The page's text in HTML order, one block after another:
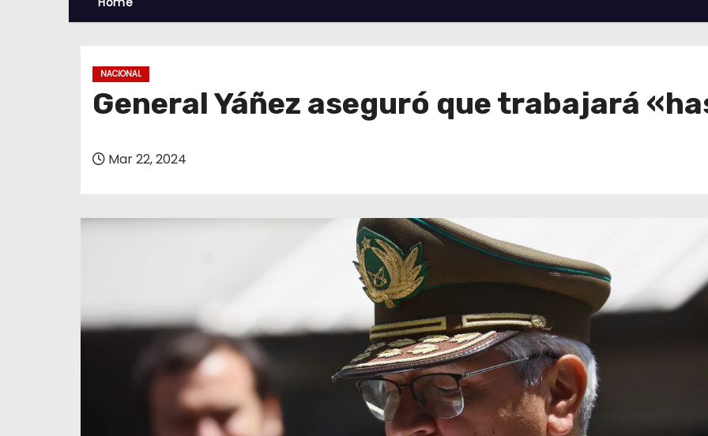
NACIONAL
General Yáñez aseguró que trabajará
Mar 22, 2024